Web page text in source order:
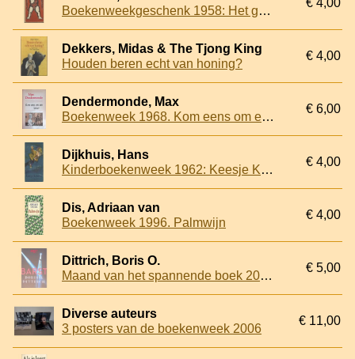
Boekenweekgeschenk 1958: Het gehucht
€ 4,00
Dekkers, Midas & The Tjong King
Houden beren echt van honing?
€ 4,00
Dendermonde, Max
Boekenweek 1968. Kom eens om een keizer
€ 6,00
Dijkhuis, Hans
Kinderboekenweek 1962: Keesje Kruimel
€ 4,00
Dis, Adriaan van
Boekenweek 1996. Palmwijn
€ 4,00
Dittrich, Boris O.
Maand van het spannende boek 2018: Barst
€ 5,00
Diverse auteurs
3 posters van de boekenweek 2006
€ 11,00